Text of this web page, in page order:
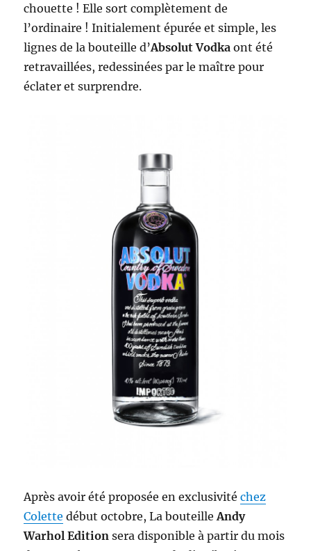
chouette ! Elle sort complètement de
l’ordinaire ! Initialement épurée et simple, les
lignes de la bouteille d’Absolut Vodka ont été
retravaillées, redessinées par le maître pour
éclater et surprendre.
Après avoir été proposée en exclusivitéchez
Colette début octobre, La bouteilleAndy
Warhol Edition sera disponible à partir du mois